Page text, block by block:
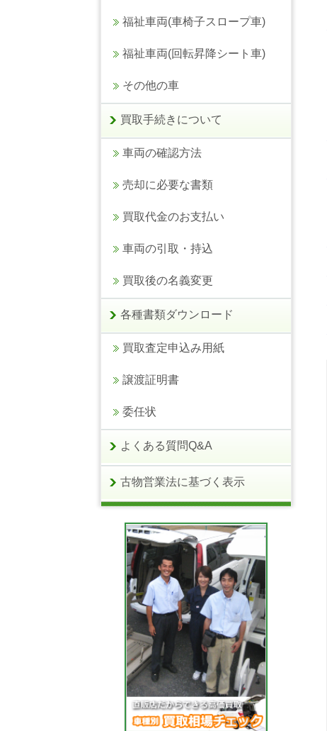
福祉車両(車椅子スロープ車)
福祉車両(回転昇降シート車)
その他の車
買取手続きについて
車両の確認方法
売却に必要な書類
買取代金のお支払い
車両の引取・持込
買取後の名義変更
各種書類ダウンロード
買取査定申込み用紙
譲渡証明書
委任状
よくある質問Q&A
古物営業法に基づく表示